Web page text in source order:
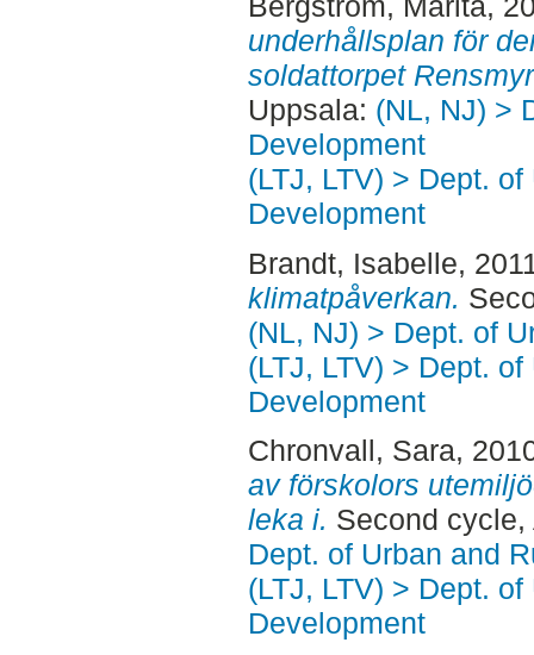
underhållsplan för
soldattorpet
Uppsala: (NL, NJ) >
Development
(LTJ, LTV) > Dept.
Development
Brandt, Isabelle,
klimatpåverkan.
(NL, NJ) > Dept. of
(LTJ, LTV) > Dept.
Development
Chronvall, Sara,
av förskolors
leka i. Second
Dept. of Urban and
(LTJ, LTV) > Dept.
Development